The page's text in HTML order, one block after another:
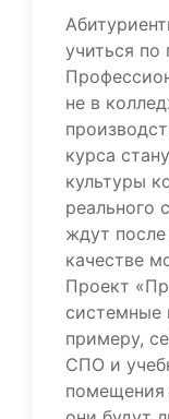
учиться
не в
курса
культуры
реального
ждут
качестве
Проект
системные
примеру,
СПО и
помещения